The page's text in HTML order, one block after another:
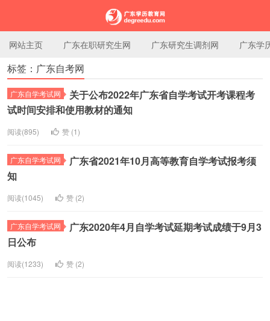
广东学历教育网
网站主页 广东在职研究生网 广东研究生调剂网 广东学
标签：广东自考网
广东自学考试网
关于公布2022年广东省自学考试开考课程考
试时间安排和使用教材的通知
阅读(895) 赞 (1)
广东自学考试网
广东省2021年10月高等教育自学考试报考须
知
阅读(1045) 赞 (2)
广东自学考试网
广东2020年4月自学考试延期考试成绩于9月3
日公布
阅读(1233) 赞 (2)